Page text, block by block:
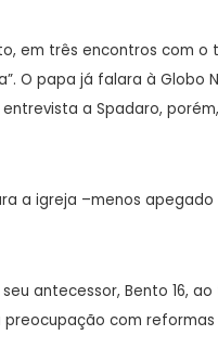
em três encontros com o
O papa já falara à Globo
a Spadaro,
a igreja –menos
antecessor, Bento 16,
com